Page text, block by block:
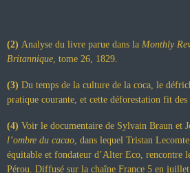
(2) Analyse du livre parue dans la Monthly
Britannique , tome 26, 1829.
(3) Du temps de la culture de la coca, le
pratique courante, et cette déforestation fit des
(4) Voir le documentaire de Sylvain Braun et
l’ombre du cacao, dans lequel Tristan
équitable et fondateur d’Alter Eco, rencontre
Pérou. Diffusé sur la chaîne France 5 en